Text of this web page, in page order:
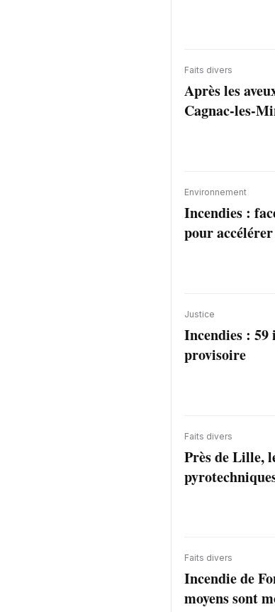
Faits divers
Après les
Cagnac-les-
Environnement
Incendies :
pour
Justice
Incendies : 59
provisoire
Faits divers
Près de Lille,
Faits divers
Incendie de
moyens sont